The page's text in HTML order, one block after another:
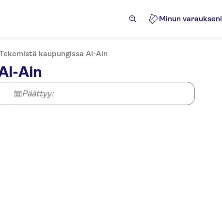
Minun varaukseni
kaupungissa Al-Ain
Ain
Päättyy: